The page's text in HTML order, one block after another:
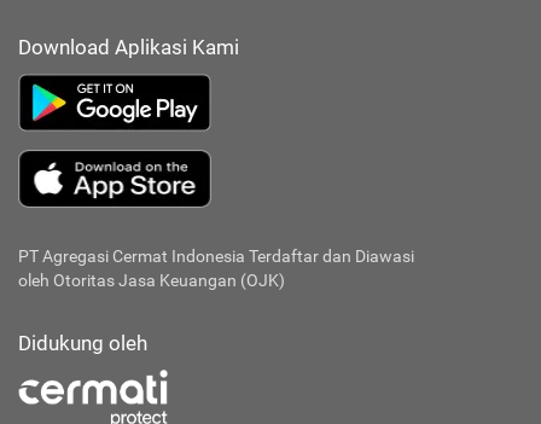
Download Aplikasi Kami
PT Agregasi Cermat Indonesia Terdaftar dan Diawasi
oleh Otoritas Jasa Keuangan (OJK)
Didukung oleh